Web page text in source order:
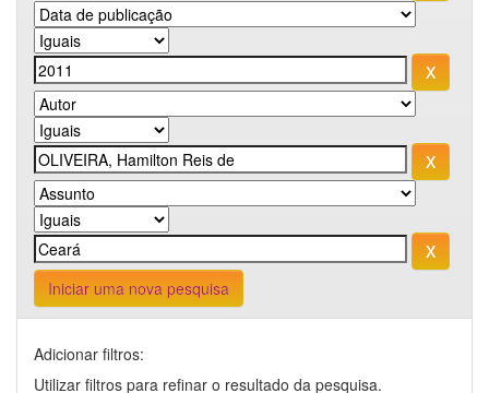
Iniciar uma nova pesquisa
Adicionar filtros:
Utilizar filtros para refinar o resultado da pesquisa.